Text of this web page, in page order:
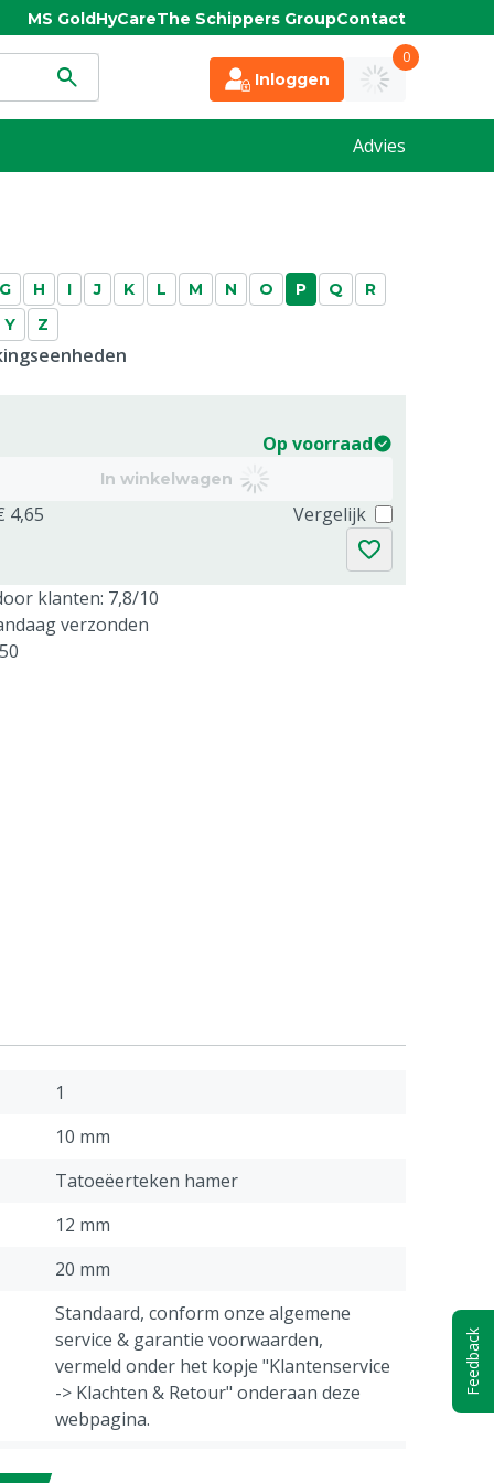
MS GoldHyCareThe Schippers GroupContact
Inloggen
0
Advies
G H I J K L M N O P Q
R
Y Z
Op voorraad
In winkelwagen
4,65 Vergelijk
klanten: 7,8/10
verzonden
1
10 mm
Tatoeëerteken hamer
12 mm
20 mm
Standaard, conform onze algemene
service & garantie voorwaarden,
vermeld onder het kopje "Klantenservice
-> Klachten & Retour" onderaan deze
webpagina.
Feedback